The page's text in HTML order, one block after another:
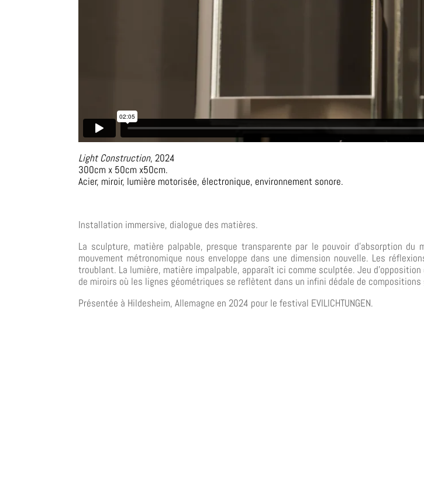
Light Construction, 2024
300cm x 50cm x50cm.
Acier, miroir, lumière motorisée, électronique, environnement sonore.
Installation immersive, dialogue des matières.
La sculpture, matière palpable, presque transparente par le pouvoir d’absorption
mouvement métronomique nous enveloppe dans une dimension nouvelle. Les
troublant. La lumière, matière impalpable, apparaît ici comme sculptée. Jeu
de miroirs où les lignes géométriques se reflètent dans un infini dédale de compositions
Présentée à Hildesheim, Allemagne en 2024 pour le festival EVILICHTUNGEN.